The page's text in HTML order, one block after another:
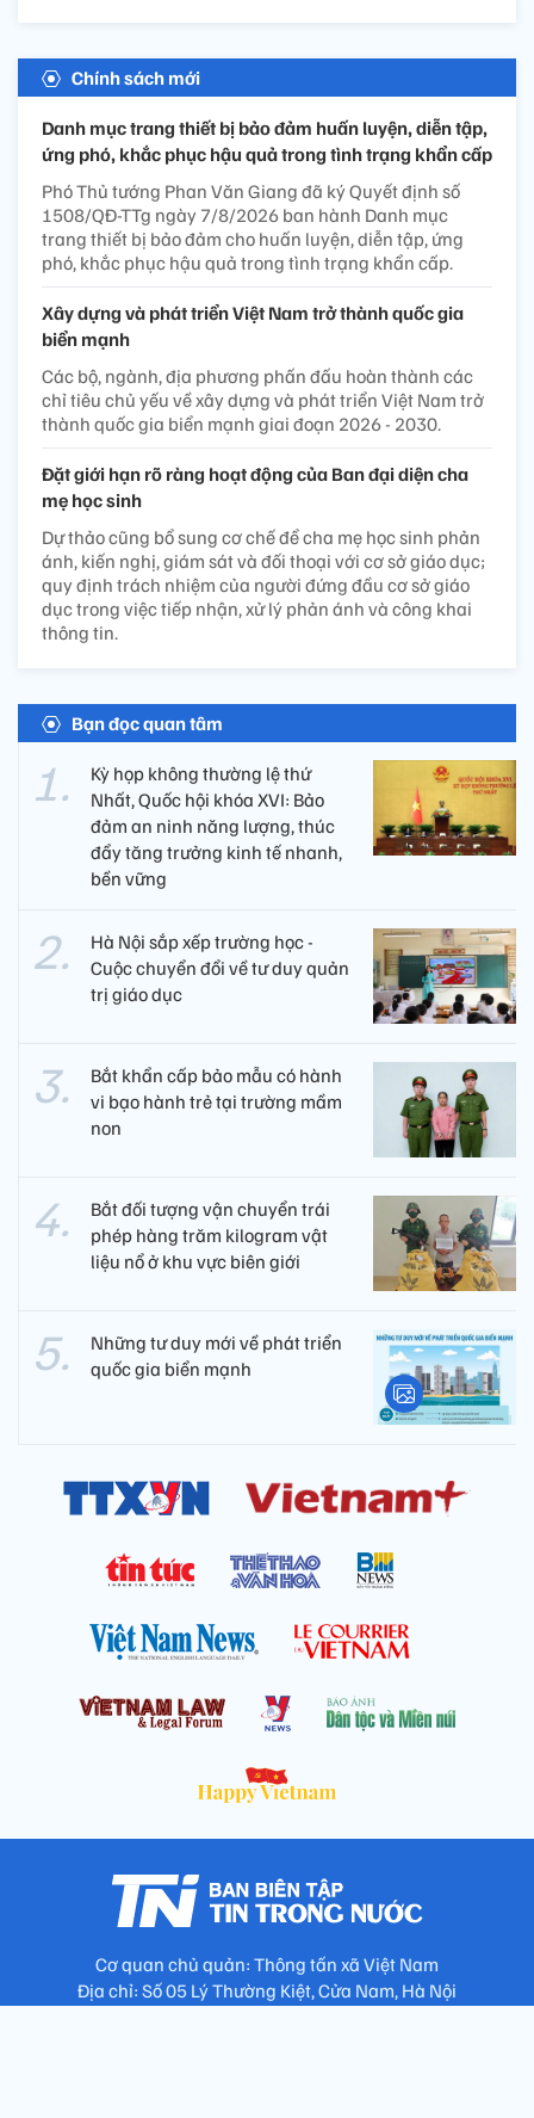
Chính sách mới
Danh mục trang thiết bị bảo đảm huấn luyện, diễn tập,
ứng phó, khắc phục hậu quả trong tình trạng khẩn cấp
Phó Thủ tướng Phan Văn Giang đã ký Quyết định số
1508/QĐ-TTg ngày 7/8/2026 ban hành Danh mục
trang thiết bị bảo đảm cho huấn luyện, diễn tập, ứng
phó, khắc phục hậu quả trong tình trạng khẩn cấp.
Xây dựng và phát triển Việt Nam trở thành quốc gia
biển mạnh
Các bộ, ngành, địa phương phấn đấu hoàn thành các
chỉ tiêu chủ yếu về xây dựng và phát triển Việt Nam trở
thành quốc gia biển mạnh giai đoạn 2026 - 2030.
Đặt giới hạn rõ ràng hoạt động của Ban đại diện cha
mẹ học sinh
Dự thảo cũng bổ sung cơ chế để cha mẹ học sinh phản
ánh, kiến nghị, giám sát và đối thoại với cơ sở giáo dục;
quy định trách nhiệm của người đứng đầu cơ sở giáo
dục trong việc tiếp nhận, xử lý phản ánh và công khai
thông tin.
Bạn đọc quan tâm
Kỳ họp không thường lệ thứ
Nhất, Quốc hội khóa XVI: Bảo
đảm an ninh năng lượng, thúc
đẩy tăng trưởng kinh tế nhanh,
bền vững
Hà Nội sắp xếp trường học -
Cuộc chuyển đổi về tư duy quản
trị giáo dục
Bắt khẩn cấp bảo mẫu có hành
vi bạo hành trẻ tại trường mầm
non
Bắt đối tượng vận chuyển trái
phép hàng trăm kilogram vật
liệu nổ ở khu vực biên giới
Những tư duy mới về phát triển
quốc gia biển mạnh
Cơ quan chủ quản: Thông tấn xã Việt Nam
Địa chỉ: Số 05 Lý Thường Kiệt, Cửa Nam, Hà Nội